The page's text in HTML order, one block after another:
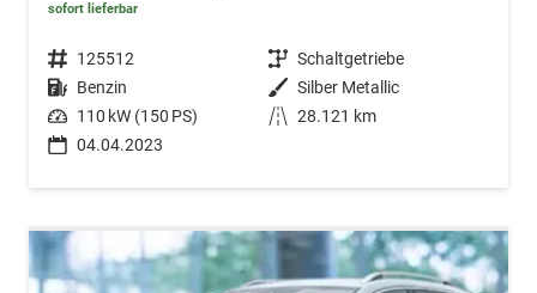
sofort lieferbar
Fahrzeugnr. 125512 Getriebe Schaltgetriebe
Kraftstoff Benzin Außenfarbe Silber Metallic
Leistung 110 kW (150 PS) Kilometerstand 28.121 km
04.04.2023